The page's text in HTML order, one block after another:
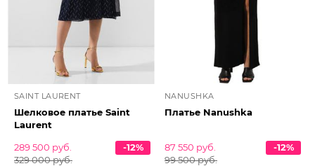
SAINT LAURENT
Шелковое платье Saint
Laurent
289 500 руб.
329 000 руб.
-12%
NANUSHKA
Платье Nanushka
87 550 руб.
99 500 руб.
-12%